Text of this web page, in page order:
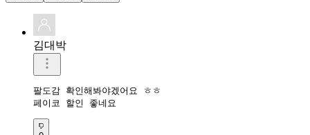
김대박
팔도감 확인해봐야겠어요 ㅎㅎ
페이코 할인 좋네요